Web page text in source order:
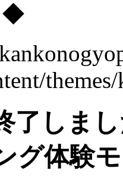
◆
了しま
グ体験